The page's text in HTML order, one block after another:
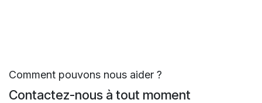
Comment pouvons nous aider ?
Contactez-nous à tout moment